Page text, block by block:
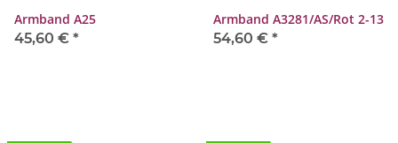
Armband A25
45,60 € *
Armband A3281/AS/Rot 2-13
54,60 € *